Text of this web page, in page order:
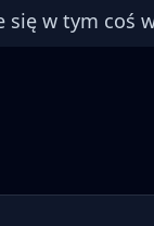
się w tym coś